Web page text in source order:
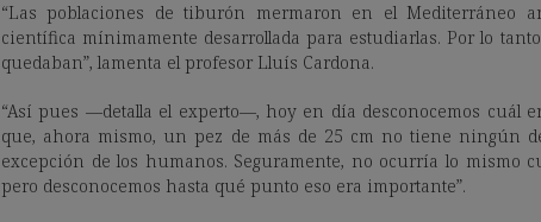
“Las poblaciones de tiburón mermaron en el Mediterráneo
científica mínimamente desarrollada para estudiarlas. Por lo
quedaban”, lamenta el profesor Lluís Cardona.
“Así pues —detalla el experto—, hoy en día desconocemos cuál
que, ahora mismo, un pez de más de 25 cm no tiene ningún
excepción de los humanos. Seguramente, no ocurría lo mismo
pero desconocemos hasta qué punto eso era importante”.